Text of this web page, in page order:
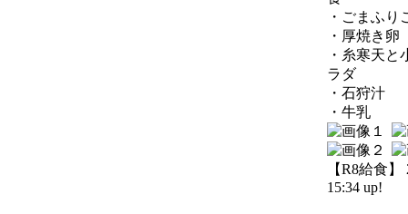
・ごまふり
・厚焼き卵
・糸寒天と
ラダ
・石狩汁
・牛乳
【R8給食】
15:34 up!